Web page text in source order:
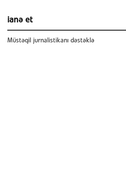
ianə et
Müstəqil jurnalistikanı dəstəklə